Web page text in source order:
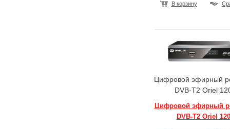
В корзину
Цифровой эфирный
DVB-T2 Oriel
Цифровой эфирный
DVB-T2 Oriel 120